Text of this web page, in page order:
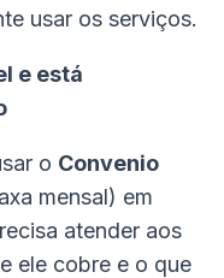
usar os serviços.
e está
o Convenio
mensal) em
atender aos
ele cobre e o que